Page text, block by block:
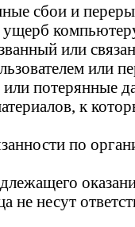
сбои и
ущерб
или
потерянные
к
по
не несут